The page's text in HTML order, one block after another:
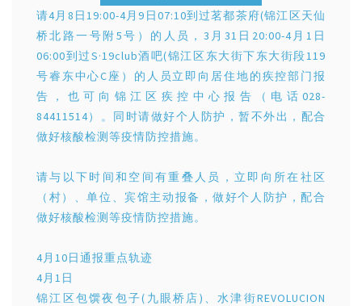
请4月8日19:00-4月9日07:10到过茗都茶府(锦江区天仙
桥北路一号附5号）的人员，3月31日20:00-4月1日
06:00到过S·19club酒吧(锦江区东大街下东大街段119
号睿东中心C座）的人员立即向居住地的疾控部门报
告，也可向锦江区疾控中心报告（电话028-
84411514）。同时请做好个人防护，暂不外出，配合
做好核酸检测等疫情防控措施。
请与以下时间和空间有重叠人员，立即向所在社区
（村）、单位、宾馆主动报备，做好个人防护，配合
做好核酸检测等疫情防控措施。
4月10日通报重点轨迹
4月1日
锦江区包馔夜包子(九眼桥店)、水津街REVOLUCION